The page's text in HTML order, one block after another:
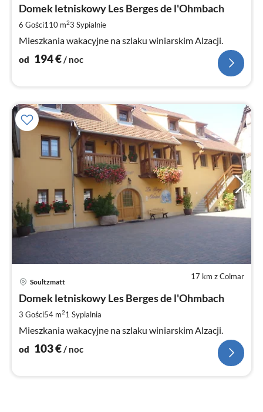
Domek letniskowy Les Berges de l'Ohmbach
6 Gości110 m23 Sypialnie
Mieszkania wakacyjne na szlaku winiarskim Alzacji.
od 194€ / noc
17 km z Colmar
Soultzmatt
Domek letniskowy Les Berges de l'Ohmbach
3 Gości54 m21 Sypialnia
Mieszkania wakacyjne na szlaku winiarskim Alzacji.
od 103€/ noc